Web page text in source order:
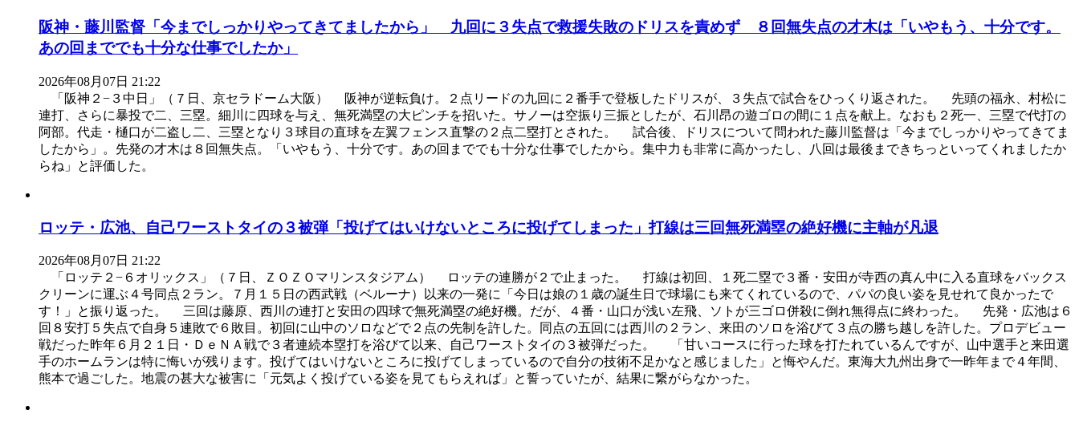
阪神・藤川監督「今までしっかりやってきてましたから」 九回に３失点で救援失敗のドリスを責めず ８回無失点の才木は「いやもう、十分です。
あの回まででも十分な仕事でしたか」
2026年08月07日 21:22
「阪神２−３中日」（７日、京セラドーム大阪） 阪神が逆転負け。２点リードの九回に２番手で登板したドリスが、３失点で試合をひっくり返された。 先頭の福永、村松に
連打、さらに暴投で二、三塁。細川に四球を与え、無死満塁の大ピンチを招いた。サノーは空振り三振としたが、石川昂の遊ゴロの間に１点を献上。なおも２死一、三塁で代打の
阿部。代走・樋口が二盗し二、三塁となり３球目の直球を左翼フェンス直撃の２点二塁打とされた。 試合後、ドリスについて問われた藤川監督は「今までしっかりやってきてま
したから」。先発の才木は８回無失点。「いやもう、十分です。あの回まででも十分な仕事でしたから。集中力も非常に高かったし、八回は最後まできちっといってくれましたか
らね」と評価した。
ロッテ・広池、自己ワーストタイの３被弾「投げてはいけないところに投げてしまった」打線は三回無死満塁の絶好機に主軸が凡退
2026年08月07日 21:22
「ロッテ２−６オリックス」（７日、ＺＯＺＯマリンスタジアム） ロッテの連勝が２で止まった。 打線は初回、１死二塁で３番・安田が寺西の真ん中に入る直球をバックス
クリーンに運ぶ４号同点２ラン。７月１５日の西武戦（ベルーナ）以来の一発に「今日は娘の１歳の誕生日で球場にも来てくれているので、パパの良い姿を見せれて良かったで
す！」と振り返った。 三回は藤原、西川の連打と安田の四球で無死満塁の絶好機。だが、４番・山口が浅い左飛、ソトが三ゴロ併殺に倒れ無得点に終わった。 先発・広池は６
回８安打５失点で自身５連敗で６敗目。初回に山中のソロなどで２点の先制を許した。同点の五回には西川の２ラン、来田のソロを浴びて３点の勝ち越しを許した。プロデビュー
戦だった昨年６月２１日・ＤｅＮＡ戦で３者連続本塁打を浴びて以来、自己ワーストタイの３被弾だった。 「甘いコースに行った球を打たれているんですが、山中選手と来田選
手のホームランは特に悔いが残ります。投げてはいけないところに投げてしまっているので自分の技術不足かなと感じました」と悔やんだ。東海大九州出身で一昨年まで４年間、
熊本で過ごした。地震の甚大な被害に「元気よく投げている姿を見てもらえれば」と誓っていたが、結果に繋がらなかった。